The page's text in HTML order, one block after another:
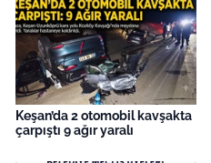
Keşan’da 2 otomobil kavşakta
çarpıştı 9 ağır yaralı